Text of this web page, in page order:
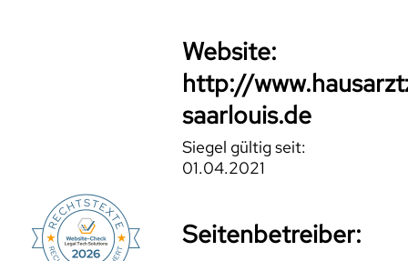
Website:
http://
saarlouis.de
Siegel gültig seit:
01.04.2021
Seitenbetreiber: